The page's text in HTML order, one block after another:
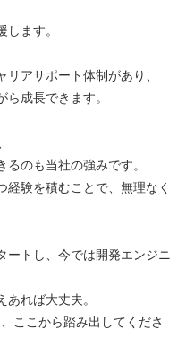
ます。
アサポート体制があり、
成長できます。
のも当社の強みです。
験を積むことで、無理なく
ートし、今では開発エンジニ
あれば大丈夫。
ここから踏み出してくださ